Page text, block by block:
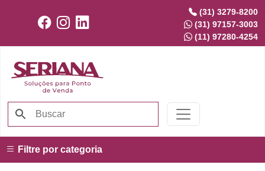
(31) 3279-8200
(31) 97157-3003
(11) 97280-4254
Filtre por categoria